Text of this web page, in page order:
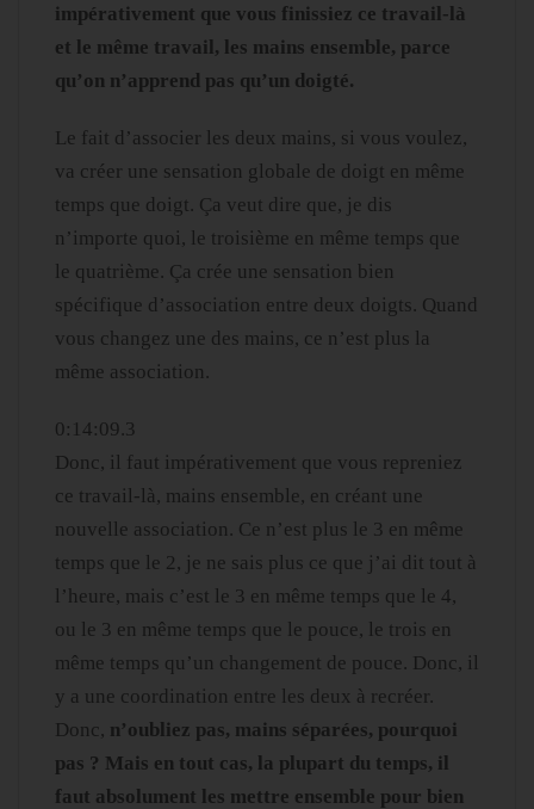
impérativement que vous finissiez ce travail-là
et le même travail, les mains ensemble, parce
qu’on n’apprend pas qu’un doigté.
Le fait d’associer les deux mains, si vous voulez,
va créer une sensation globale de doigt en même
temps que doigt. Ça veut dire que, je dis
n’importe quoi, le troisième en même temps que
le quatrième. Ça crée une sensation bien
spécifique d’association entre deux doigts. Quand
vous changez une des mains, ce n’est plus la
même association.
0:14:09.3
Donc, il faut impérativement que vous repreniez
ce travail-là, mains ensemble, en créant une
nouvelle association. Ce n’est plus le 3 en même
temps que le 2, je ne sais plus ce que j’ai dit tout à
l’heure, mais c’est le 3 en même temps que le 4,
ou le 3 en même temps que le pouce, le trois en
même temps qu’un changement de pouce. Donc, il
y a une coordination entre les deux à recréer.
Donc, n’oubliez pas, mains séparées, pourquoi
pas ? Mais en tout cas, la plupart du temps, il
faut absolument les mettre ensemble pour bien